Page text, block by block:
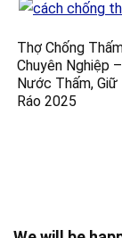
Thợ Chống
Chuyên Nghiệp
Nước Thấm, Giữ
Ráo 2025